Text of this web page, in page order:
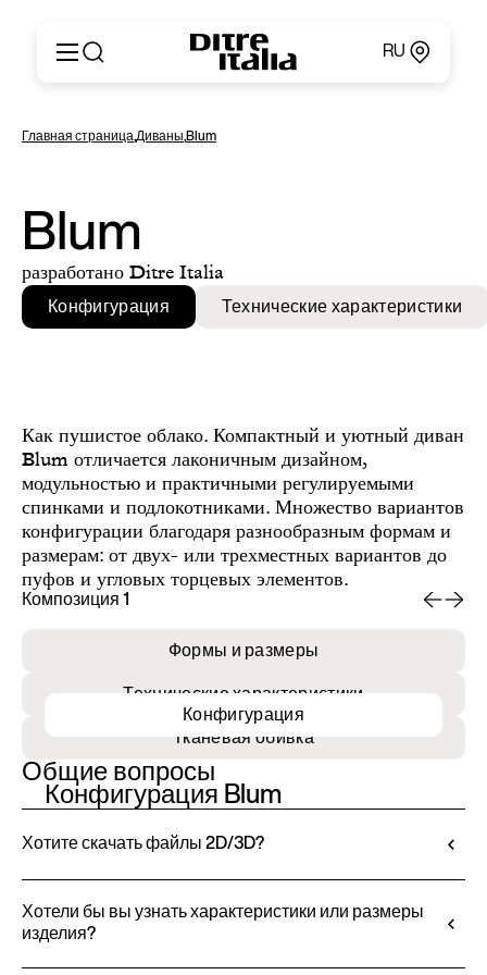
RU
Продукция
Каталоги и материалы
Ditre for Professionals
Точки продаж
Новости и пресса
Личный кабинет
English
Español
Русский
简体中文
Главная страница,Диваны,Blum
Blum
разработано Ditre Italia
Конфигурация Технические характеристики
Как пушистое облако. Компактный и уютный диван
Blum отличается лаконичным дизайном,
модульностью и практичными регулируемыми
спинками и подлокотниками. Множество вариантов
конфигурации благодаря разнообразным формам и
размерам: от двух- или трехместных вариантов до
пуфов и угловых торцевых элементов.
Композиция 1
Формы и размеры
Технические характеристики
Тканевая обивка
Конфигурация Blum
Конфигурация
Общие вопросы
Хотите скачать файлы 2D/3D?
персонализировать свои изделия с помощью 3D-
конфигуратора. Этот инструмент позволяет
визуализировать продукт с выбранной отделкой и
Хотели бы вы узнать характеристики или размеры
изделия?